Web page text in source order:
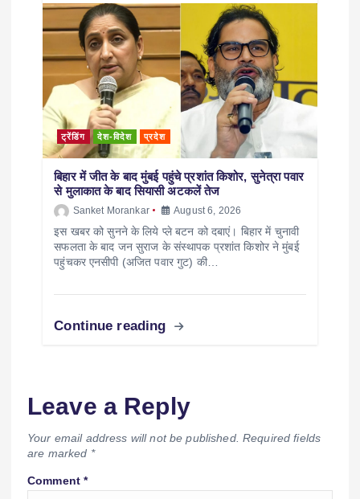
ट्रेंडिंग देश-विदेश प्रदेश
बिहार में जीत के बाद मुंबई पहुंचे प्रशांत किशोर, सुनेत्रा पवार
से मुलाकात के बाद सियासी अटकलें तेज
Sanket Morankar August 6, 2026
इस खबर को सुनने के लिये प्ले बटन को दबाएं। बिहार में चुनावी
सफलता के बाद जन सुराज के संस्थापक प्रशांत किशोर ने मुंबई
पहुंचकर एनसीपी (अजित पवार गुट) की…
Continue reading
Leave a Reply
Your email address will not be published. Required fields
are marked *
Comment*